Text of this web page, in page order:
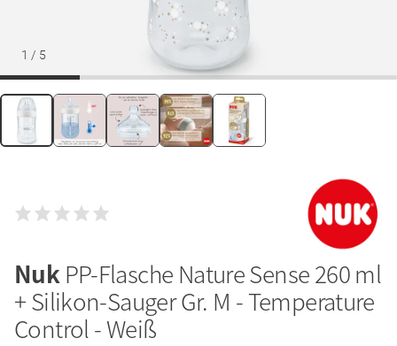
1 / 5
Nuk PP-Flasche Nature Sense 260 ml
+ Silikon-Sauger Gr. M - Temperature
Control - Weiß